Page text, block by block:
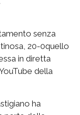
senza
20-0quello
in diretta
della
ha